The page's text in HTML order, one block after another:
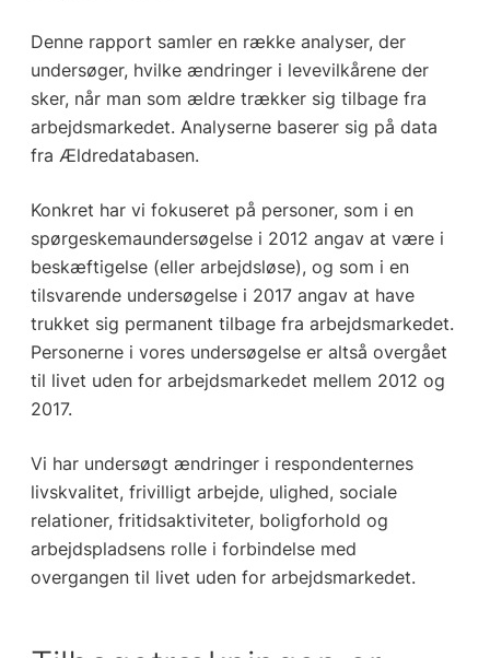
Denne rapport samler en række analyser, der
undersøger, hvilke ændringer i levevilkårene der
sker, når man som ældre trækker sig tilbage fra
arbejdsmarkedet. Analyserne baserer sig på data
fra Ældredatabasen.
Konkret har vi fokuseret på personer, som i en
spørgeskemaundersøgelse i 2012 angav at være i
beskæftigelse (eller arbejdsløse), og som i en
tilsvarende undersøgelse i 2017 angav at have
trukket sig permanent tilbage fra arbejdsmarkedet.
Personerne i vores undersøgelse er altså overgået
til livet uden for arbejdsmarkedet mellem 2012 og
2017.
Vi har undersøgt ændringer i respondenternes
livskvalitet, frivilligt arbejde, ulighed, sociale
relationer, fritidsaktiviteter, boligforhold og
arbejdspladsens rolle i forbindelse med
overgangen til livet uden for arbejdsmarkedet.